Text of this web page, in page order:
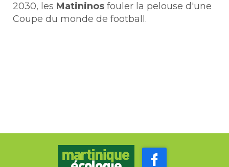
2030, les Matininos fouler la pelouse d'une
Coupe du monde de football.